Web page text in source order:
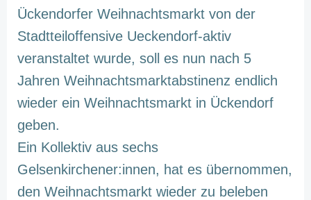
Ückendorfer Weihnachtsmarkt von der
Stadtteiloffensive Ueckendorf-aktiv
veranstaltet wurde, soll es nun nach 5
Jahren Weihnachtsmarktabstinenz endlich
wieder ein Weihnachtsmarkt in Ückendorf
geben.
Ein Kollektiv aus sechs
Gelsenkirchener:innen, hat es übernommen,
den Weihnachtsmarkt wieder zu beleben